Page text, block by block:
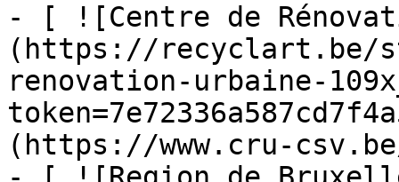
- [ ![Centre de
(https://recyclart.be/
renovation-urbaine-
(https://www.cru-